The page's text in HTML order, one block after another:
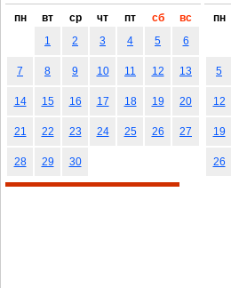
пн вт ср чт пт сб
вс
1
2 3 4 5 6
7 8 9 10 11 12 13
14 15 16 17 18 19 20
21 22 23 24 25 26 27
28 29 30
пн
5
12
19
26